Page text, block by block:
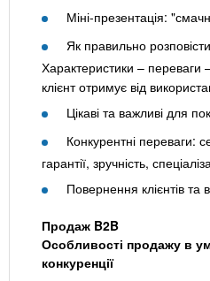
Міні-презентація:
Як правильно
Характеристики – переваги
клієнт отримує від
Цікаві та важливі для
Конкурентні переваги:
гарантії, зручність,
Повернення клієнтів та
Продаж B2B
Особливості продажу в
конкуренції